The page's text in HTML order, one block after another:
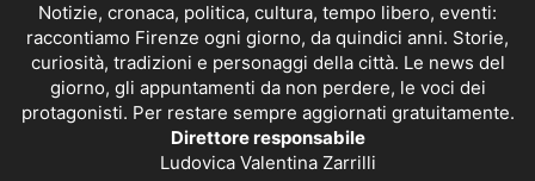
Notizie, cronaca, politica, cultura, tempo libero, eventi:
raccontiamo Firenze ogni giorno, da quindici anni. Storie,
curiosità, tradizioni e personaggi della città. Le news del
giorno, gli appuntamenti da non perdere, le voci dei
protagonisti. Per restare sempre aggiornati gratuitamente.
Direttore responsabile
Ludovica Valentina Zarrilli